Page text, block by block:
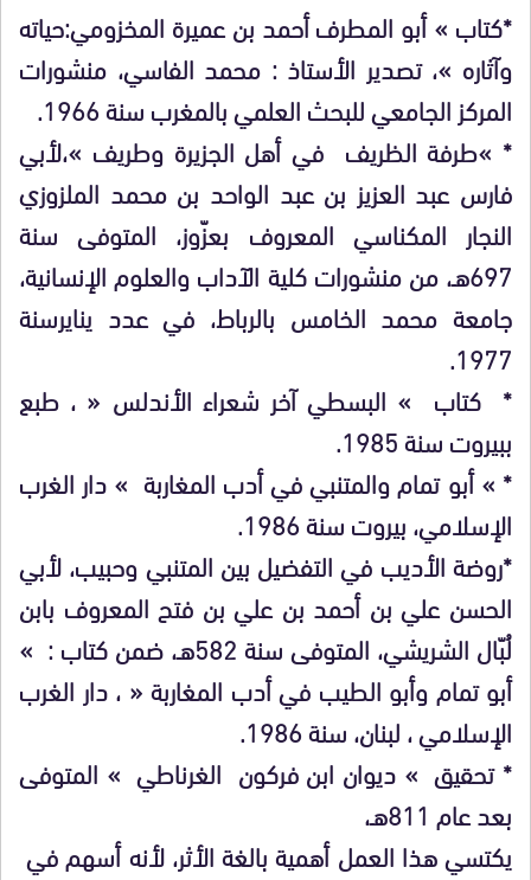
*كتاب » أبو المطرف أحمد بن عميرة المخزومي:حياته
وآثاره »، تصدير الأستاذ : محمد الفاسي، منشورات
المركز الجامعي للبحث العلمي بالمغرب سنة 1966.
* »طرفة الظريف في أهل الجزيرة وطريف »،لأبي
فارس عبد العزيز بن عبد الواحد بن محمد الملزوزي
النجار المكناسي المعروف بعزّوز، المتوفى سنة
697هـ، من منشورات كلية الآداب والعلوم الإنسانية،
جامعة محمد الخامس بالرباط، في عدد ينايرسنة
1977.
* كتاب » البسطي آخر شعراء الأندلس « ، طبع
ببيروت سنة 1985.
* » أبو تمام والمتنبي في أدب المغاربة » دار الغرب
الإسلامي، بيروت سنة 1986.
*روضة الأديب في التفضيل بين المتنبي وحبيب، لأبي
الحسن علي بن أحمد بن علي بن فتح المعروف بابن
لُبّال الشريشي، المتوفى سنة 582هـ، ضمن كتاب : »
أبو تمام وأبو الطيب في أدب المغاربة « ، دار الغرب
الإسلامي ، لبنان، سنة 1986.
* تحقيق » ديوان ابن فركون الغرناطي » المتوفى
بعد عام 811هـ،
يكتسي هذا العمل أهمية بالغة الأثر، لأنه أسهم في